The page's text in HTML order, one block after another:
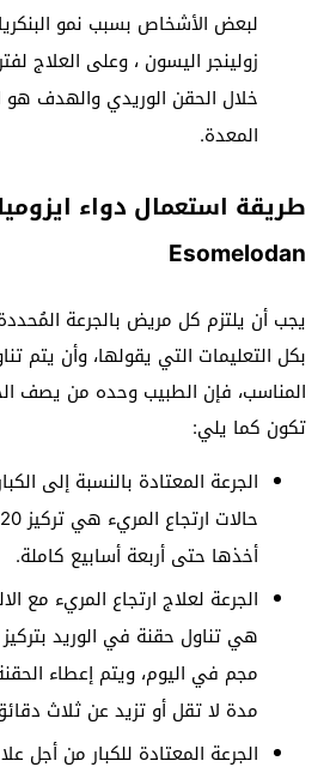
لبعض الأشخاص بسبب نمو
زولينجر اليسون ، وعلى العلاج
خلال الحقن الوريدي والهدف هو
المعدة.
طريقة استعمال دواء
Esomelodan
يجب أن يلتزم كل مريض بالجرعة
بكل التعليمات التي يقولها، وأن يتم
المناسب، فإن الطبيب وحده من يصف
تكون كما يلي:
الجرعة المعتادة بالنسبة إلى
أخذها حتى أربعة أسابيع كاملة.
الجرعة لعلاج ارتجاع المريء مع
مجم في اليوم، ويتم إعطاء
مدة لا تقل أو تزيد عن ثلاث
الجرعة المعتادة للكبار من أجل